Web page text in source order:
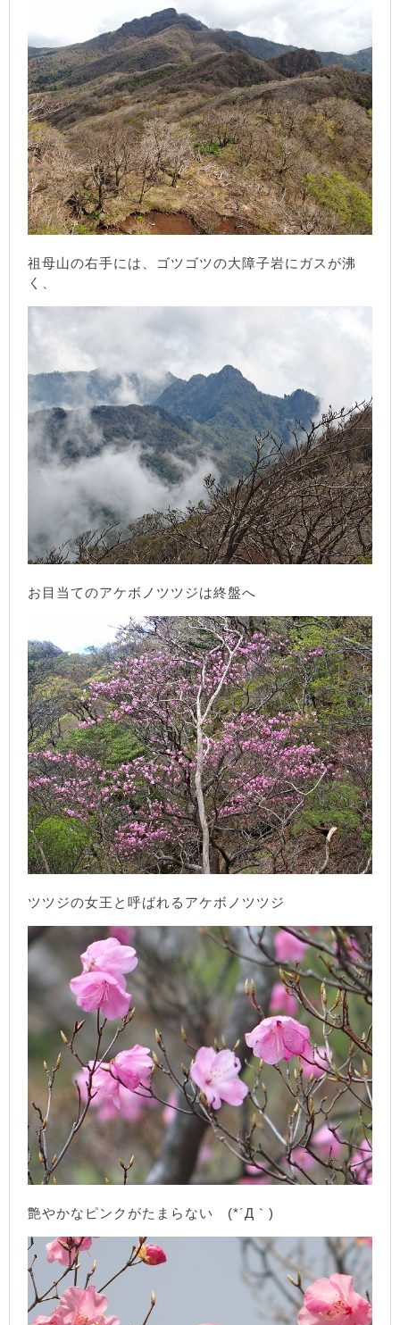
祖母山の右手には、ゴツゴツの大障子岩にガスが沸
く、
お目当てのアケボノツツジは終盤へ
ツツジの女王と呼ばれるアケボノツツジ
艶やかなピンクがたまらない (*´Д｀)